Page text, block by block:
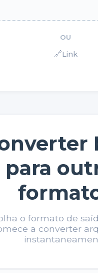
OU
🔗Link
para
o formato de
a converter